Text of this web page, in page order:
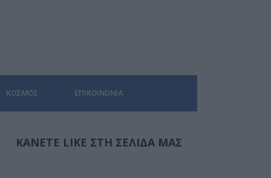
ΚΌΣΜΟΣ ΕΠΙΚΟΙΝΩΝΊΑ
ΚΆΝΕΤΕ LIKE ΣΤΗ ΣΕΛΊΔΑ ΜΑΣ